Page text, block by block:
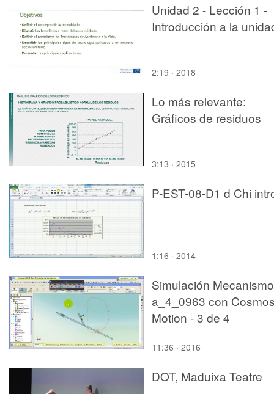
Unidad 2 - Lección 1 -
Introducción a la
2:19 · 2018
Lo más relevante:
Gráficos de residuos
3:13 · 2015
P-EST-08-D1 d Chi
1:16 · 2014
Simulación Mecanismo
a_4_0963 con
Motion - 3 de 4
11:36 · 2016
DOT, Maduixa Teatre